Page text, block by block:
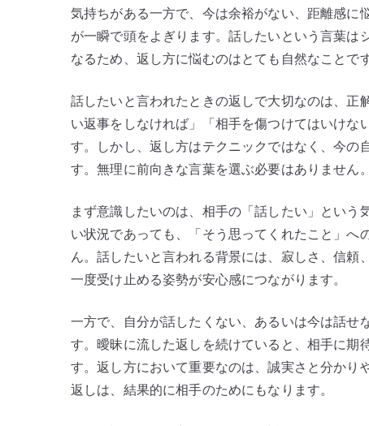
気持ちがある一方で、今は余裕がない、距離感
が一瞬で頭をよぎります。話したいという言葉
なるため、返し方に悩むのはとても自然なことです
話したいと言われたときの返しで大切なのは、
い返事をしなければ」「相手を傷つけてはいけな
す。しかし、返し方はテクニックではなく、今の
す。無理に前向きな言葉を選ぶ必要はありません。
まず意識したいのは、相手の「話したい」とい
い状況であっても、「そう思ってくれたこと」
ん。話したいと言われる背景には、寂しさ、信
一度受け止める姿勢が安心感につながります。
一方で、自分が話したくない、あるいは今は話
す。曖昧に流した返しを続けていると、相手に期
す。返し方において重要なのは、誠実さと分かり
返しは、結果的に相手のためにもなります。